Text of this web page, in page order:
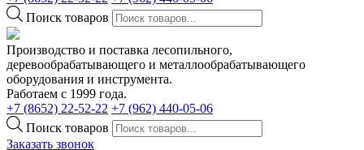
Поиск товаров
Производство и поставка лесопильного,
деревообрабатывающего и металлообрабатывающего
оборудования и инструмента.
Работаем с 1999 года.
+7 (8652) 22-52-22 +7 (962) 440-05-06
Поиск товаров
Заказать звонок